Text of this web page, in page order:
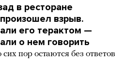
в ресторане
взрыв.
его терактом —
о нем говорить
пор остаются без ответов